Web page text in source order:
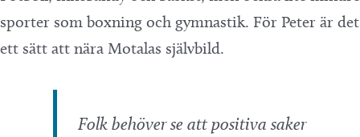
sporter som boxning och gymnastik. För Peter är det
ett sätt att nära Motalas självbild.
Folk behöver se att positiva saker